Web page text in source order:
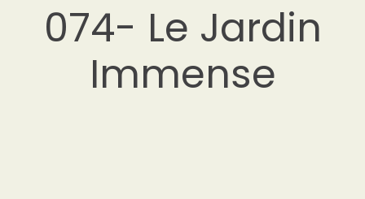
074- Le Jardin
Immense